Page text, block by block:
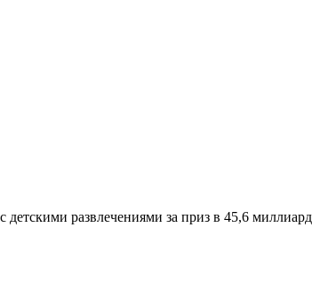
детскими развлечениями за приз в 45,6